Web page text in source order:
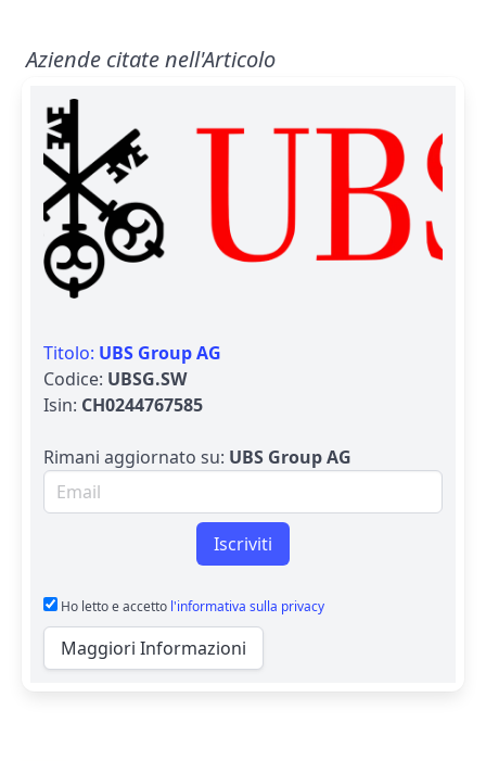
Aziende citate nell'Articolo
Titolo: UBS Group AG
Codice: UBSG.SW
Isin: CH0244767585
Rimani aggiornato su: UBS Group AG
Email per newsletter
Iscriviti
Ho letto e accetto l'informativa sulla privacy
Maggiori Informazioni